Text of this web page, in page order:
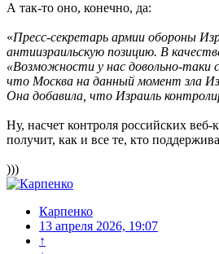
А так-то оно, конечно, да:
«Пресс-секретарь армии обороны
антиизраильскую позицию. В
«Возможности у нас довольно-
что Москва на данный момент зла
Она добавила, что Израиль
Ну, насчет контроля российских
получит, как и все те, кто
)))
Карпенко
13 апреля 2026, 19:07
↑